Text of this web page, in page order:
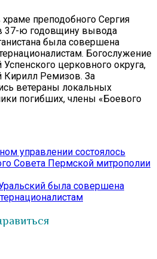
преподобного Сергия
37-ю годовщину вывода
была совершена
Богослужение
церковного округа,
Кирилл Ремизов. За
ветераны локальных
погибших, члены «Боевого
управлении состоялось
Совета Пермской митрополии
была совершена